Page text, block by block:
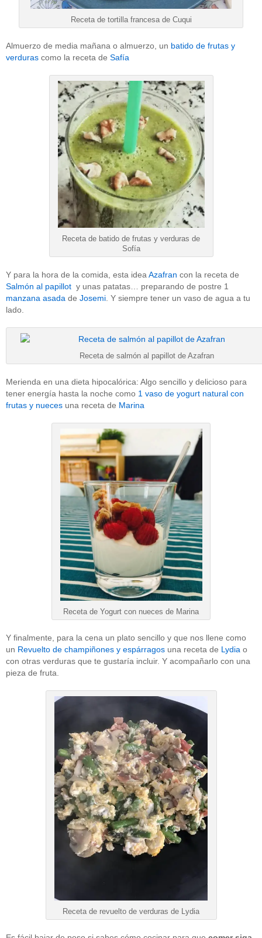
Receta de tortilla francesa de Cuqui
Almuerzo de media mañana o almuerzo, un batido de frutas y
verduras como la receta de Safía
Receta de batido de frutas y verduras de
Sofía
Y para la hora de la comida, esta idea Azafran con la receta de
Salmón al papillot y unas patatas… preparando de postre 1
manzana asada de Josemi . Y siempre tener un vaso de agua a tu
lado.
Receta de salmón al papillot de Azafran
Merienda en una dieta hipocalórica: Algo sencillo y delicioso para
tener energía hasta la noche como 1 vaso de yogurt natural con
frutas y nueces una receta de Marina
Receta de Yogurt con nueces de Marina
Y finalmente, para la cena un plato sencillo y que nos llene como
un Revuelto de champiñones y espárragos una receta de Lydia o
con otras verduras que te gustaría incluir. Y acompañarlo con una
pieza de fruta.
Receta de revuelto de verduras de Lydia